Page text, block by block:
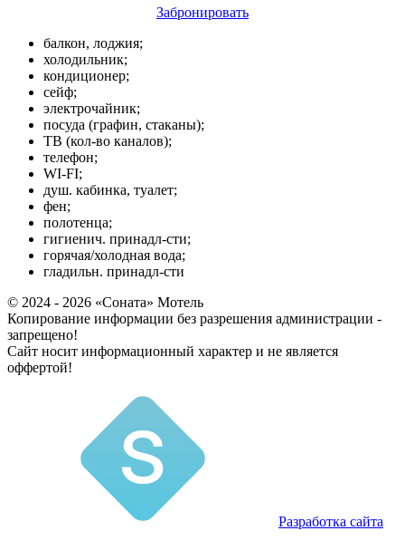
Забронировать
балкон, лоджия;
холодильник;
кондиционер;
сейф;
электрочайник;
посуда (графин, стаканы);
ТВ (кол-во каналов);
телефон;
WI-FI;
душ. кабинка, туалет;
фен;
полотенца;
гигиенич. принадл-сти;
горячая/холодная вода;
гладильн. принадл-сти
© 2024 - 2026 «Соната» Мотель
Копирование информации без разрешения администрации -
запрещено!
Cайт носит информационный характер и не является
оффертой!
Разработка сайта